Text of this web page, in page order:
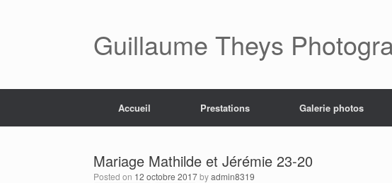
Guillaume Theys
Accueil Prestations Galerie photos
Mariage Mathilde et Jérémie 23-20
Posted on 12 octobre 2017byadmin8319